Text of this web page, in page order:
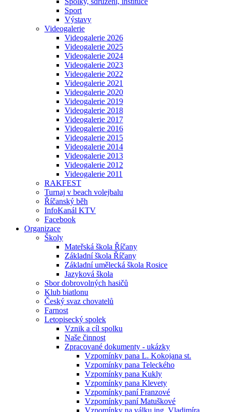
Sport
Výstavy
Videogalerie
Videogalerie 2026
Videogalerie 2025
Videogalerie 2024
Videogalerie 2023
Videogalerie 2022
Videogalerie 2021
Videogalerie 2020
Videogalerie 2019
Videogalerie 2018
Videogalerie 2017
Videogalerie 2016
Videogalerie 2015
Videogalerie 2014
Videogalerie 2013
Videogalerie 2012
Videogalerie 2011
RAKFEST
Turnaj v beach volejbalu
Říčanský běh
InfoKanál KTV
Facebook
Organizace
Školy
Mateřská škola Říčany
Základní škola Říčany
Základní umělecká škola Rosice
Jazyková škola
Sbor dobrovolných hasičů
Klub biatlonu
Český svaz chovatelů
Farnost
Letopisecký spolek
Vznik a cíl spolku
Naše činnost
Zpracované dokumenty - ukázky
Vzpomínky pana L. Kokojana st.
Vzpomínky pana Teleckého
Vzpomínky pana Kukly
Vzpomínky pana Klevety
Vzpomínky paní Franzové
Vzpomínky paní Matuškové
Vzpomínky na válku ing. Vladimíra